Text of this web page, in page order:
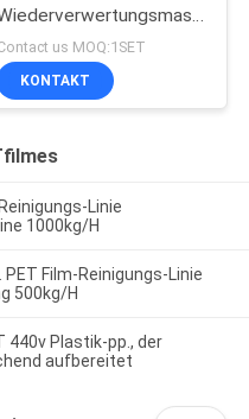
Wartung der
SUS304
us MOQ:1SET
KONTAKT
Linie
1000kg/H
Film-Reinigungs-Linie
500kg/H
440v Plastik-pp., der
aufbereitet